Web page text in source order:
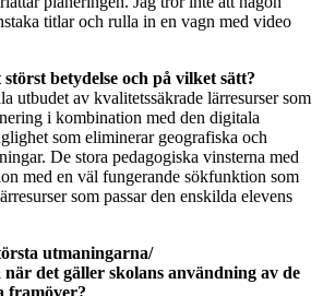
titlar och rulla in en vagn med video
betydelse och på vilket sätt?
utbudet av kvalitetssäkrade lärresurser som
i kombination med den digitala
som eliminerar geografiska och
De stora pedagogiska vinsterna med
med en väl fungerande sökfunktion som
som passar den enskilda elevens
utmaningarna/
det gäller skolans användning av de